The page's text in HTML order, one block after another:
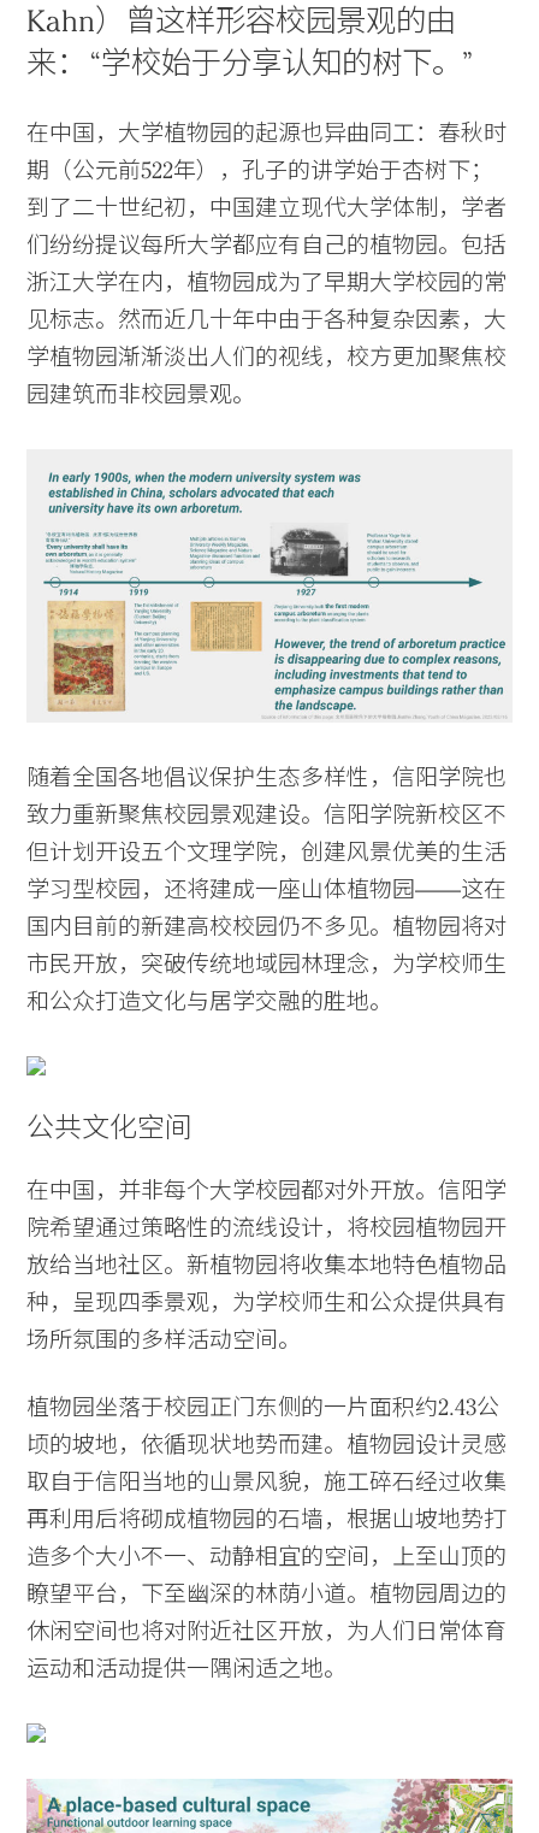
Kahn）曾这样形容校园景观的由
来： “学校始于分享认知的树下。”
在中国，大学植物园的起源也异曲同工：春秋时
期（公元前522年），孔子的讲学始于杏树下；
到了二十世纪初，中国建立现代大学体制，学者
们纷纷提议每所大学都应有自己的植物园。包括
浙江大学在内，植物园成为了早期大学校园的常
见标志。然而近几十年中由于各种复杂因素，大
学植物园渐渐淡出人们的视线，校方更加聚焦校
园建筑而非校园景观。
随着全国各地倡议保护生态多样性，信阳学院也
致力重新聚焦校园景观建设。信阳学院新校区不
但计划开设五个文理学院，创建风景优美的生活
学习型校园，还将建成一座山体植物园——这在
国内目前的新建高校校园仍不多见。植物园将对
市民开放，突破传统地域园林理念，为学校师生
和公众打造文化与居学交融的胜地。
公共文化空间
在中国，并非每个大学校园都对外开放。信阳学
院希望通过策略性的流线设计，将校园植物园开
放给当地社区。新植物园将收集本地特色植物品
种，呈现四季景观，为学校师生和公众提供具有
场所氛围的多样活动空间。
植物园坐落于校园正门东侧的一片面积约2.43公
顷的坡地，依循现状地势而建。植物园设计灵感
取自于信阳当地的山景风貌，施工碎石经过收集
再利用后将砌成植物园的石墙，根据山坡地势打
造多个大小不一、动静相宜的空间，上至山顶的
瞭望平台，下至幽深的林荫小道。植物园周边的
休闲空间也将对附近社区开放，为人们日常体育
运动和活动提供一隅闲适之地。